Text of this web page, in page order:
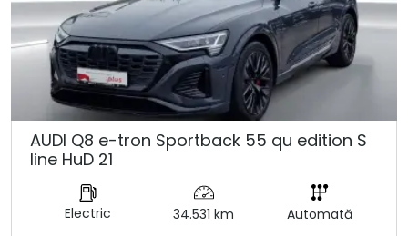
AUDI Q8 e-tron Sportback 55 qu edition S
line HuD 21
Electric 34.531 km Automată